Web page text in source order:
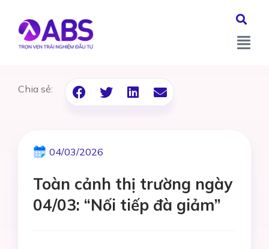
Chia sẻ:
04/03/2026
Toàn cảnh thị trường ngày
04/03: “Nối tiếp đà giảm”